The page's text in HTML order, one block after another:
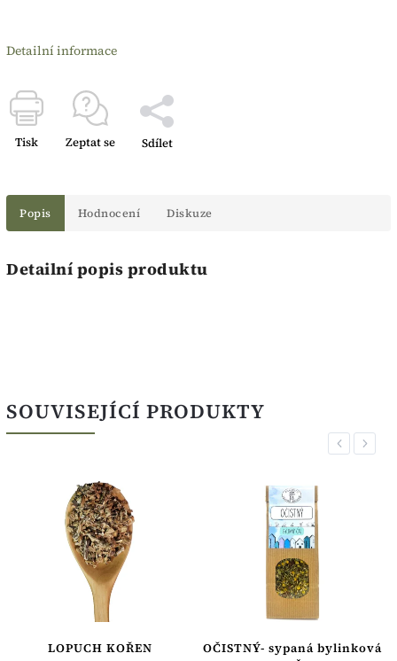
Detailní informace
Tisk Zeptat se Sdílet
Popis Hodnocení Diskuze
Detailní popis produktu
SOUVISEJÍCÍ PRODUKTY
Previous
LOPUCH KOŘEN
OČISTNÝ- sypaná bylinková
Next